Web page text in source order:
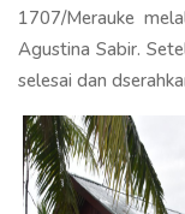
1707/Merauke
Agustina Sabir.
selesai dan